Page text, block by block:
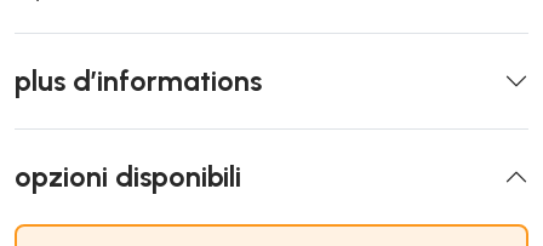
plus d’informations
opzioni disponibili